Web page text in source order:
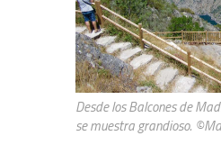
Desde los Balcones de
se muestra grandioso.